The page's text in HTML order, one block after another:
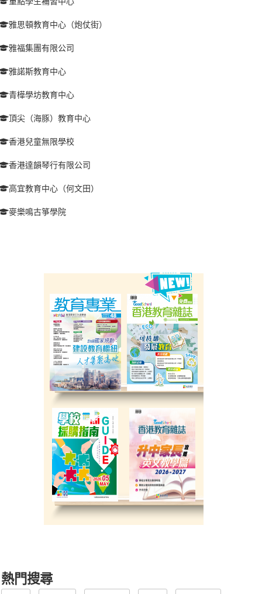
雅思頓教育中心（炮仗街）
雅福集團有限公司
雅諾斯教育中心
青樺學坊教育中心
頂尖（海豚）教育中心
香港兒童無限學校
香港達韻琴行有限公司
高宜教育中心（何文田）
麥樂鳴古箏學院
熱門搜尋